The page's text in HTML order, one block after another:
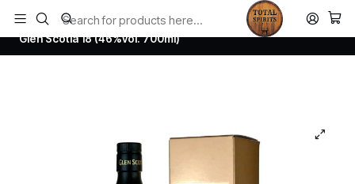
Todos los productos estan en stock. Despachamos a todo Chile.
Home Whisky
Scotch Whisky Campbeltown
Glen Scotia 18 (46%vol. 700ml)